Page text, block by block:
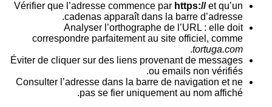
Vérifier que l’adresse commence parhttps:// et
cadenas apparaît dans la barre
Analyser l’orthographe de l’URL : elle
correspondre parfaitement au site officiel,
.
Éviter de cliquer sur des liens provenant de
ou emails non
Consulter l’adresse dans la barre de navigation
pas se fier uniquement au nom